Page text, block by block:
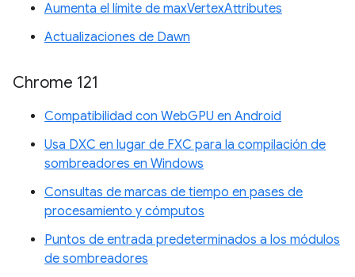
Aumenta el límite de maxVertexAttributes
Actualizaciones de Dawn
Chrome 121
Compatibilidad con WebGPU en Android
Usa DXC en lugar de FXC para la compilación de
sombreadores en Windows
Consultas de marcas de tiempo en pases de
procesamiento y cómputos
Puntos de entrada predeterminados a los módulos
de sombreadores